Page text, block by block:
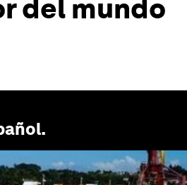
del mundo
.